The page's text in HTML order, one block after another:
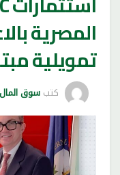
المصرية
تمويلية
كتب سوق المال